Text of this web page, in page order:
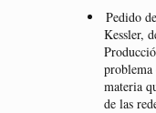
Pedido
Kessler,
problema
materia
de las